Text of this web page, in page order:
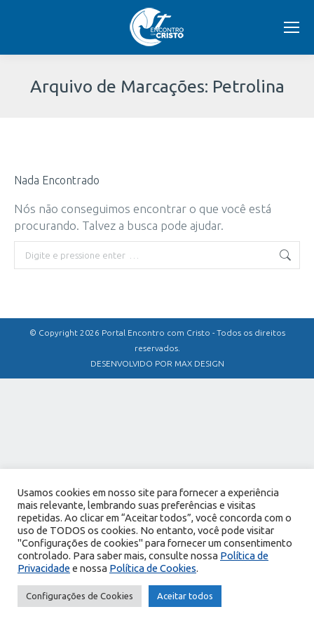
Arquivo de Marcações: Petrolina
Nada Encontrado
Nós não conseguimos encontrar o que você está
procurando. Talvez a busca pode ajudar.
Buscar
© Copyright 2026 Portal Encontro com Cristo - Todos os direitos
reservados.
DESENVOLVIDO POR MAX DESIGN
Usamos cookies em nosso site para fornecer a experiência
mais relevante, lembrando suas preferências e visitas
repetidas. Ao clicar em “Aceitar todos”, você concorda com o
uso de TODOS os cookies. No entanto, você pode visitar
"Configurações de cookies" para fornecer um consentimento
controlado. Para saber mais, consulte nossa Política de
Privacidade e nossa Política de Cookies.
Configurações de Cookies Aceitar todos